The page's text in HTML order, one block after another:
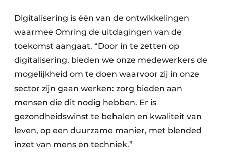
Digitalisering is één van de ontwikkelingen
waarmee Omring de uitdagingen van de
toekomst aangaat. “Door in te zetten op
digitalisering, bieden we onze medewerkers de
mogelijkheid om te doen waarvoor zij in onze
sector zijn gaan werken: zorg bieden aan
mensen die dit nodig hebben. Er is
gezondheidswinst te behalen en kwaliteit van
leven, op een duurzame manier, met blended
inzet van mens en techniek.”